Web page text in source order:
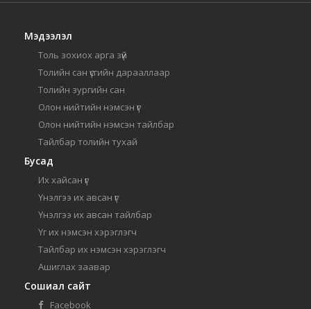
Мэдээлэл
Толь зохиох арга зүй
Толийн сан үсгийн дарааллаар
Толийн зургийн сан
Олон нийтийн нэмсэн үг
Олон нийтийн нэмсэн тайлбар
Тайлбар толийн тухай
Бусад
Их хайсан үг
Үнэлгээ их авсан үг
Үнэлгээ их авсан тайлбар
Үг их нэмсэн хэрэглэгч
Тайлбар их нэмсэн хэрэглэгч
Ашиглах заавар
Сошиал сайт
Facebook